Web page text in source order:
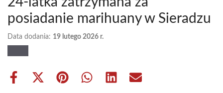
posiadanie marihuany w Sieradzu
Data dodania: 19 lutego 2026 r.
Share
Share Share Share Share Share